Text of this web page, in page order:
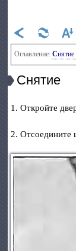
Оглавление: Снятие
Снятие
1. Откройте
2. Отсоедините